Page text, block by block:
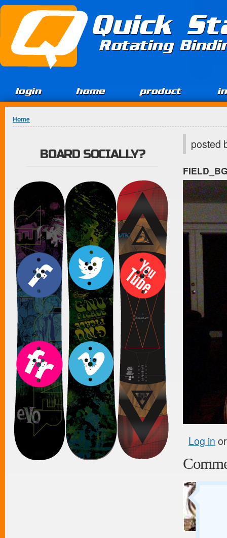
Jump to Content
Quick
Rotating
login home product
You are here
Home
posted
Log in
BOARD SOCIALLY?